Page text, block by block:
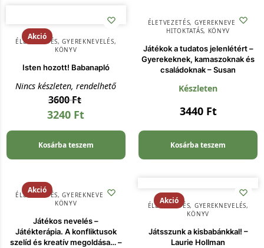
Akció
ÉLETVEZETÉS,GYEREKNEVELÉS,
KÖNYV
Isten hozott! Babanapló
Nincs készleten, rendelhető
3600Ft
3240 Ft
Kosárba teszem
ÉLETVEZETÉS, GYEREKNEVELÉS,
HITOKTATÁS, KÖNYV
Játékok a tudatos jelenlétért –
Gyerekeknek, kamaszoknak és
családoknak – Susan
Készleten
3440 Ft
Kosárba teszem
Akció
ÉLETVEZETÉS,GYEREKNEVELÉS,
KÖNYV
Játékos nevelés –
Játékterápia. A konfliktusok
szelíd és kreatív megoldása… –
Akció
ÉLETVEZETÉS, GYEREKNEVELÉS,
KÖNYV
Játsszunk a kisbabánkkal! –
Laurie Hollman